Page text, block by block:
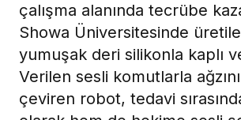
çalışma alanında tecrübe
Showa Üniversitesinde
yumuşak deri silikonla kaplı
Verilen sesli komutlarla
çeviren robot, tedavi